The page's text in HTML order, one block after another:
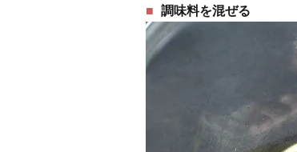
調味料を混ぜる